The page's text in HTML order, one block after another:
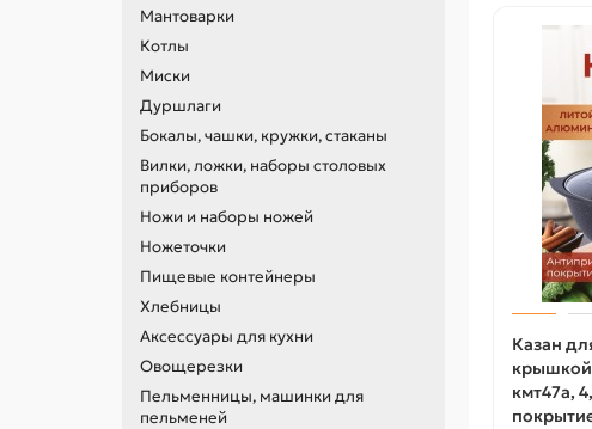
Мантоварки
Котлы
Миски
Дуршлаги
Бокалы, чашки, кружки, стаканы
Вилки, ложки, наборы столовых
приборов
Ножи и наборы ножей
Ножеточки
Пищевые контейнеры
Хлебницы
Аксессуары для кухни
Овощерезки
Пельменницы, машинки для
пельменей
Казан
кмт47а,